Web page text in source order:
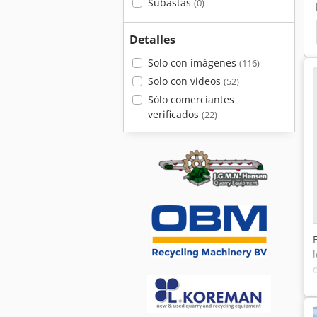
(0)
Detalles
Solo con imágenes (116)
Solo con videos (52)
Sólo comerciantes
verificados (22)
Separador Magnetico